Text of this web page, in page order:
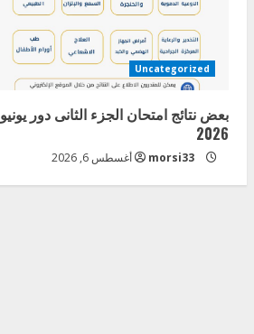
R
e
Uncategorized
بعض نتائج امتحان الجزء الثانى دور يونيو
2026
morsi33 أغسطس 6, 2026